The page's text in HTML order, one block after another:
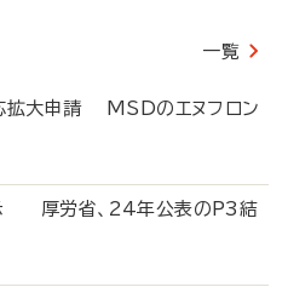
一覧
拡大申請 MSDのエヌフロン
厚労省、24年公表のP3結